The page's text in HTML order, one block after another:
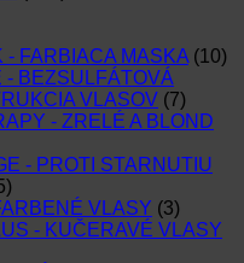
- FARBIACA MASKA (10)
- BEZSULFÁTOVÁ
VLASOV (7)
- ZRELÉ A BLOND
- PROTI STARNUTIU
VLASY (3)
- KUČERAVÉ VLASY